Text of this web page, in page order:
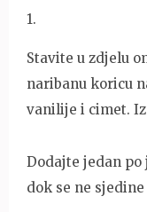
1.
Stavite u zdjelu
naribanu koricu
vanilije i cimet.
Dodajte jedan
dok se ne